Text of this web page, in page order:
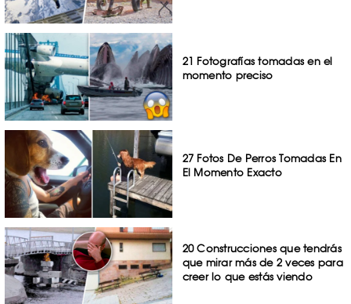
21 Fotografías tomadas en el
momento preciso
27 Fotos De Perros Tomadas En
El Momento Exacto
20 Construcciones que tendrás
que mirar más de 2 veces para
creer lo que estás viendo